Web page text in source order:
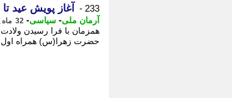
233 - آغاز پویش عید
آرمان ملی- سیاسی- 32 ماه پیش - چهارشنبه 13 دی 1402، 13:03
همزمان با فرا رسیدن
حضرت زهرا(س) همراه اول از